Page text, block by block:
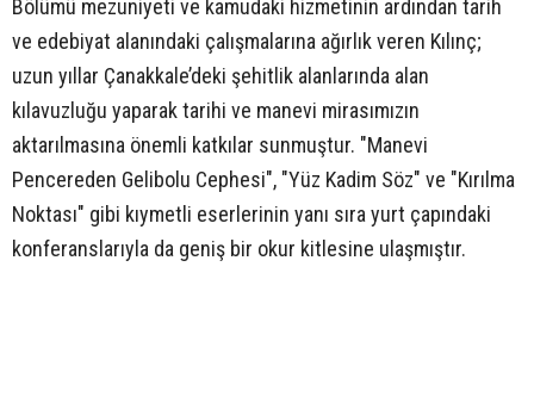
Bölümü mezuniyeti ve kamudaki hizmetinin ardından tarih
ve edebiyat alanındaki çalışmalarına ağırlık veren Kılınç;
uzun yıllar Çanakkale’deki şehitlik alanlarında alan
kılavuzluğu yaparak tarihi ve manevi mirasımızın
aktarılmasına önemli katkılar sunmuştur. "Manevi
Pencereden Gelibolu Cephesi", "Yüz Kadim Söz" ve "Kırılma
Noktası" gibi kıymetli eserlerinin yanı sıra yurt çapındaki
konferanslarıyla da geniş bir okur kitlesine ulaşmıştır.